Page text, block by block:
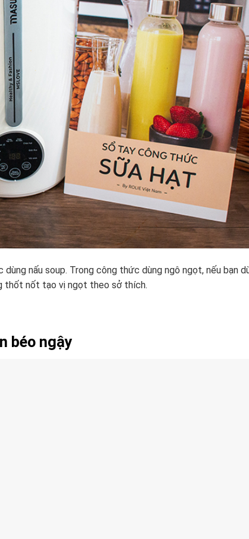
nấu soup. Trong công thức dùng ngô ngọt, nếu bạn
thốt nốt tạo vị ngọt theo sở thích.
béo ngậy